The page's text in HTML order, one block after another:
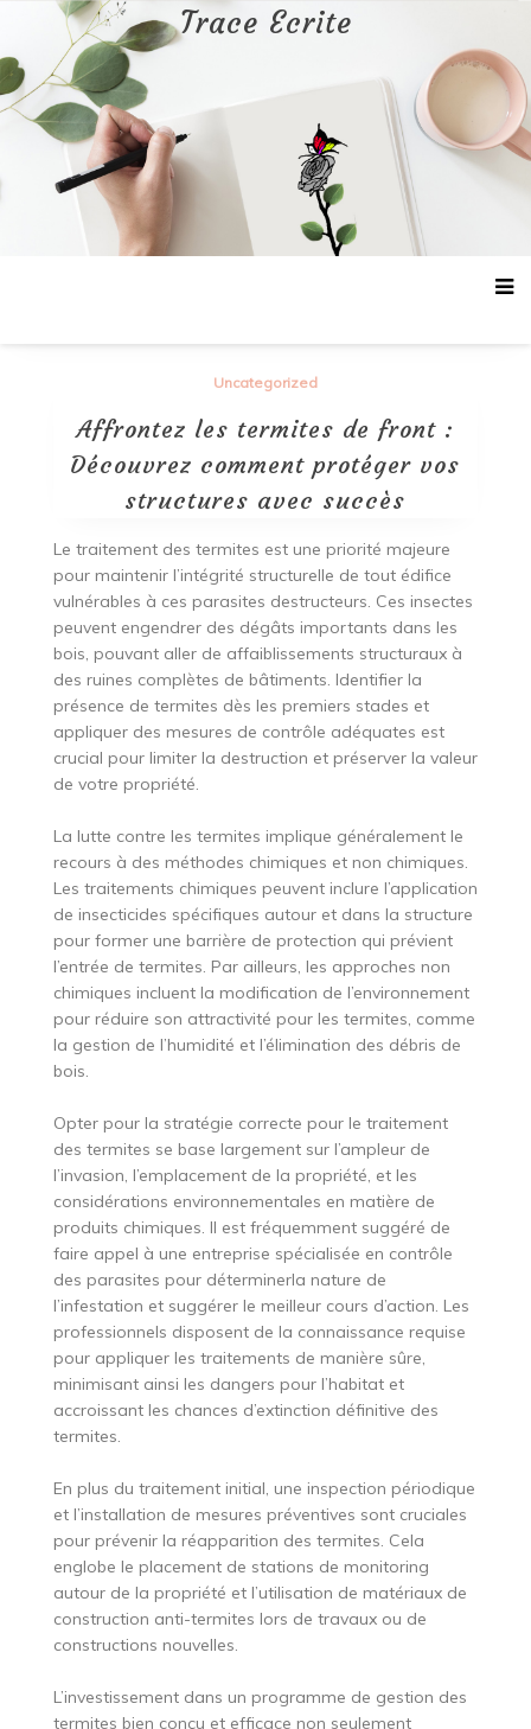
contenu
Trace Ecrite
Uncategorized
Affrontez les termites de front :
Découvrez comment protéger vos
structures avec succès
Le traitement des termites est une priorité majeure
pour maintenir l’intégrité structurelle de tout édifice
vulnérables à ces parasites destructeurs. Ces insectes
peuvent engendrer des dégâts importants dans les
bois, pouvant aller de affaiblissements structuraux à
des ruines complètes de bâtiments. Identifier la
présence de termites dès les premiers stades et
appliquer des mesures de contrôle adéquates est
crucial pour limiter la destruction et préserver la valeur
de votre propriété.
La lutte contre les termites implique généralement le
recours à des méthodes chimiques et non chimiques.
Les traitements chimiques peuvent inclure l’application
de insecticides spécifiques autour et dans la structure
pour former une barrière de protection qui prévient
l’entrée de termites. Par ailleurs, les approches non
chimiques incluent la modification de l’environnement
pour réduire son attractivité pour les termites, comme
la gestion de l’humidité et l’élimination des débris de
bois.
Opter pour la stratégie correcte pour le traitement
des termites se base largement sur l’ampleur de
l’invasion, l’emplacement de la propriété, et les
considérations environnementales en matière de
produits chimiques. Il est fréquemment suggéré de
faire appel à une entreprise spécialisée en contrôle
des parasites pour déterminerla nature de
l’infestation et suggérer le meilleur cours d’action. Les
professionnels disposent de la connaissance requise
pour appliquer les traitements de manière sûre,
minimisant ainsi les dangers pour l’habitat et
accroissant les chances d’extinction définitive des
termites.
En plus du traitement initial, une inspection périodique
et l’installation de mesures préventives sont cruciales
pour prévenir la réapparition des termites. Cela
englobe le placement de stations de monitoring
autour de la propriété et l’utilisation de matériaux de
construction anti-termites lors de travaux ou de
constructions nouvelles.
L’investissement dans un programme de gestion des
termites bien conçu et efficace non seulement